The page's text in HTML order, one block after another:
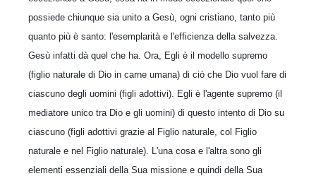
possiede chiunque sia unito a Gesù, ogni cristiano, tanto più
quanto più è santo: l'esemplarità e l'efficienza della salvezza.
Gesù infatti dà quel che ha. Ora, Egli è il modello supremo
(figlio naturale di Dio in carne umana) di ciò che Dio vuol fare di
ciascuno degli uomini (figli adottivi). Egli è l'agente supremo (il
mediatore unico tra Dio e gli uomini) di questo intento di Dio su
ciascuno (figli adottivi grazie al Figlio naturale, col Figlio
naturale e nel Figlio naturale). L'una cosa e l'altra sono gli
elementi essenziali della Sua missione e quindi della Sua